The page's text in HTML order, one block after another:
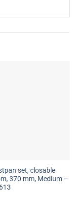
set, closable
370 mm, Medium –